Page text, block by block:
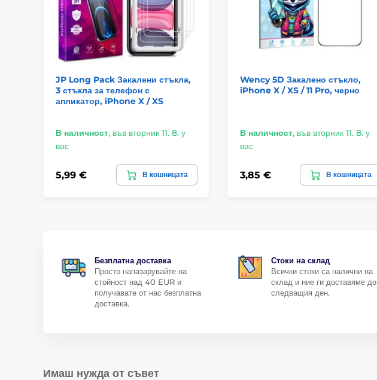
JP Long Pack Закалени стъкла,
3 стъкла за телефон с
апликатор, iPhone X / XS
В наличност, във вторник 11. 8. у
вас
5,99 € В кошницата
Wency 5D Закалено стъкло,
iPhone X / XS / 11 Pro, черно
В наличност, във вторник 11. 8. у
вас
3,85 € В кошницата
Безплатна доставка
Просто напазарувайте на
стойност над 40 EUR и
получавате от нас безплатна
доставка.
Стоки на склад
Всички стоки са налични на
склад и ние ги доставяме до
следващия ден.
Имаш нужда от съвет